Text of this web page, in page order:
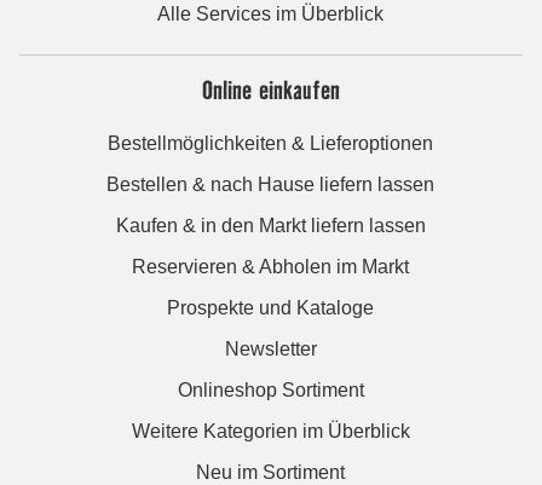
Alle Services im Überblick
Online einkaufen
Bestellmöglichkeiten & Lieferoptionen
Bestellen & nach Hause liefern lassen
Kaufen & in den Markt liefern lassen
Reservieren & Abholen im Markt
Prospekte und Kataloge
Newsletter
Onlineshop Sortiment
Weitere Kategorien im Überblick
Neu im Sortiment